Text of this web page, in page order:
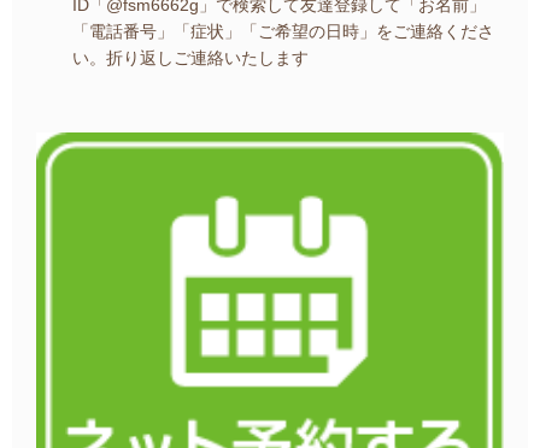
ID「@fsm6662g」で検索して友達登録して
「お名前」
「電話番号」「症状」「ご希望の日時」をご連絡くださ
い。 折り返しご連絡いたします